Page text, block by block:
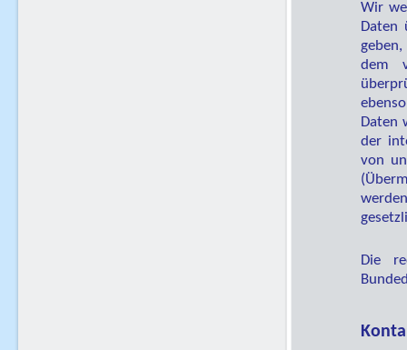
Wir
Daten
dem
Daten
der
von
Die